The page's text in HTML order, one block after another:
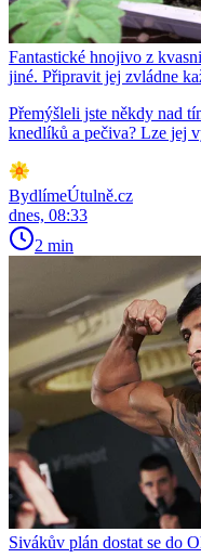
Fantastické hnojivo z
jiné. Připravit jej zvládne
Přemýšleli jste někdy nad
knedlíků a pečiva? Lze jej
BydlímeÚtulně.cz
dnes, 08:33
2 min
Sivákův plán dostat se do